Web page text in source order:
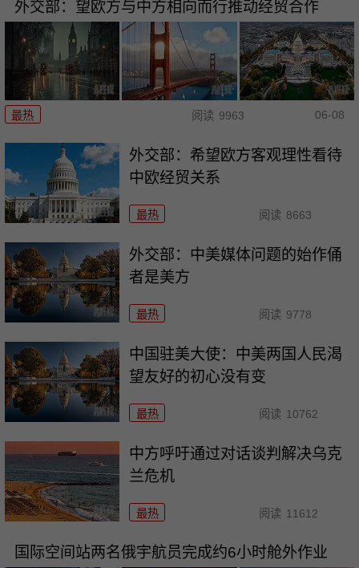
外交部：望欧方与中方相向而行推动经贸合作
最热 阅读 9963 06-08
外交部：希望欧方客观理性看待
中欧经贸关系
最热 阅读 8663
外交部：中美媒体问题的始作俑
者是美方
最热 阅读 9778
中国驻美大使：中美两国人民渴
望友好的初心没有变
最热 阅读 10762
中方呼吁通过对话谈判解决乌克
兰危机
最热 阅读 11612
国际空间站两名俄宇航员完成约6小时舱外作业